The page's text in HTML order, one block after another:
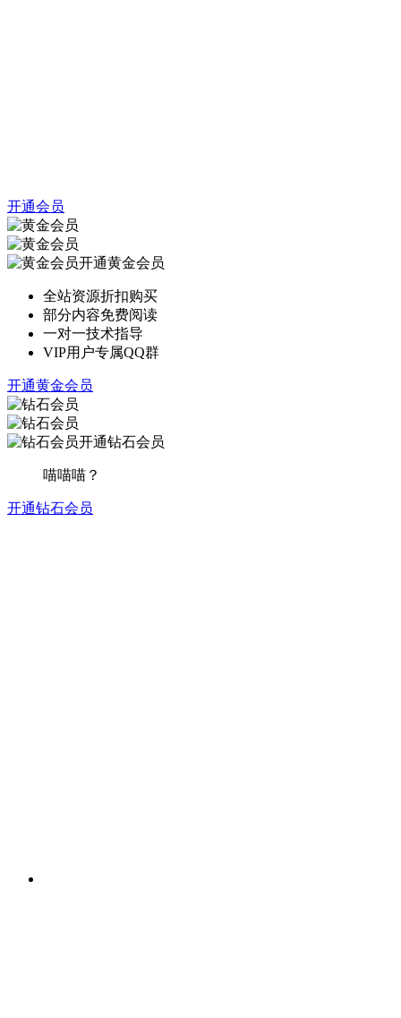
开通会员
开通黄金会员
全站资源折扣购买
部分内容免费阅读
一对一技术指导
VIP用户专属QQ群
开通黄金会员
开通钻石会员
喵喵喵？
开通钻石会员